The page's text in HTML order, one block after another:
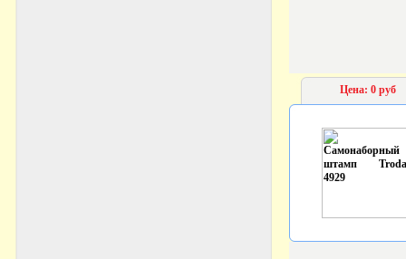
Цена: 0 руб